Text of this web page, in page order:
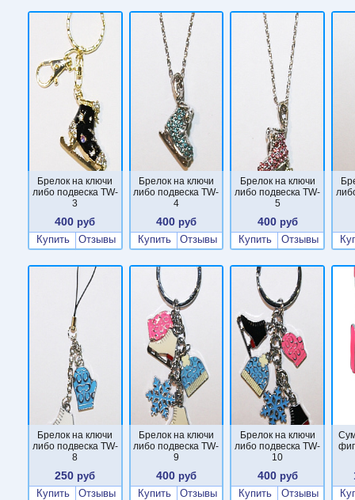
Брелок на ключи
либо подвеска TW-
3
400 руб
Купить
Отзывы
Брелок на ключи
либо подвеска TW-
4
400 руб
Купить
Отзывы
Брелок на ключи
либо подвеска TW-
5
400руб
Купить
Отзывы
Брелок на ключи
либо подвеска TW-
8
250 руб
Купить
Отзывы
Брелок на ключи
либо подвеска TW-
9
400 руб
Купить
Отзывы
Брелок на ключи
либо подвеска TW-
10
400руб
Купить
Отзывы